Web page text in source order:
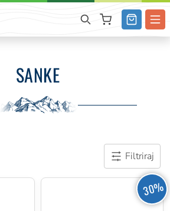
SANKE
Filtriraj
30%